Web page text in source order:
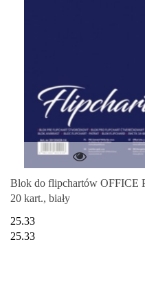
Blok do flipchartów OFFICE
20 kart., biały
25.33
25.33